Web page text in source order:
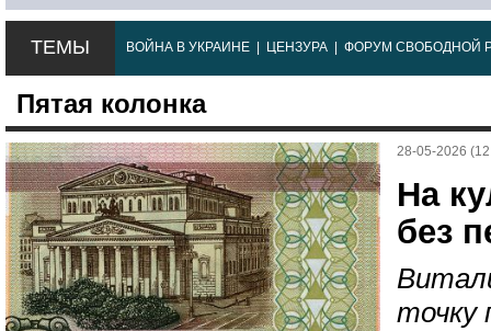
ТЕМЫ ВОЙНА В УКРАИНЕ ЦЕНЗУРА ФОРУМ СВОБОДНОЙ
Пятая колонка
28-05-2026
На
без
точку